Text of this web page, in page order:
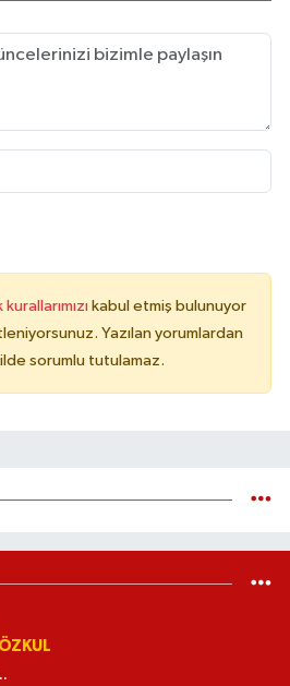
kabul etmiş bulunuyor
Yazılan yorumlardan
sorumlu tutulamaz.